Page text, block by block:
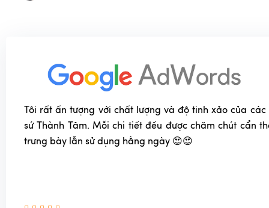
Tôi rất ấn tượng với chất lượng và độ tinh xảo của
sứ Thành Tâm. Mỗi chi tiết đều được chăm chút cẩn
trưng bày lẫn sử dụng hằng ngày 😍😍